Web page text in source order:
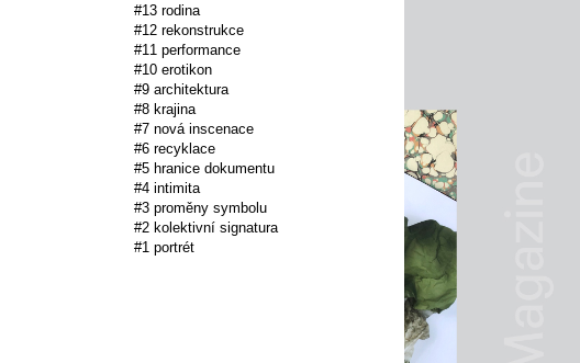
#13 rodina
#12 rekonstrukce
#11 performance
#10 erotikon
#9 architektura
#8 krajina
#7 nová inscenace
#6 recyklace
#5 hranice dokumentu
#4 intimita
#3 proměny symbolu
#2 kolektivní signatura
#1 portrét